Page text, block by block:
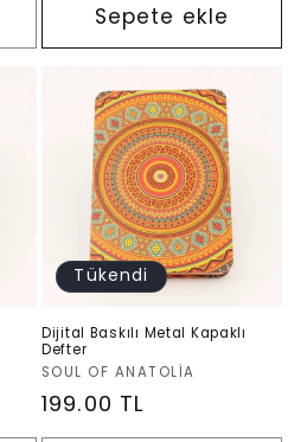
Sepete ekle
Tükendi
Dijital Baskılı Metal Kapaklı
Defter
Satıcı:
SOUL OF ANATOLIA
Normal
fiyat
199.00 TL